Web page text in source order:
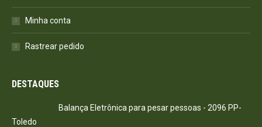
Minha conta
Rastrear pedido
DESTAQUES
Balança Eletrônica para pesar pessoas - 2096 PP-
Toledo